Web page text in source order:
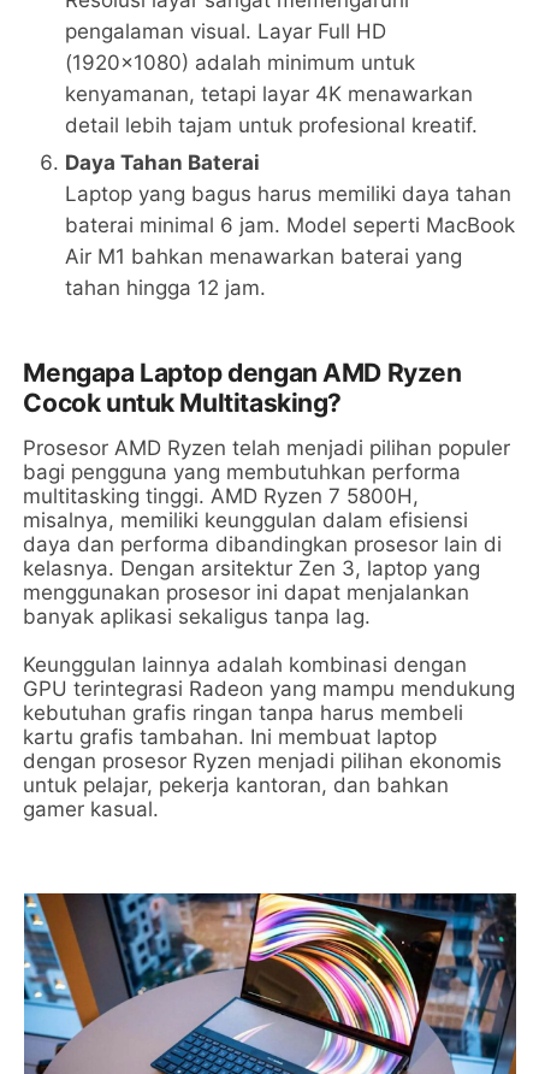
pengalaman visual. Layar Full HD
(1920x1080) adalah minimum untuk
kenyamanan, tetapi layar 4K menawarkan
detail lebih tajam untuk profesional kreatif.
Daya Tahan Baterai
Laptop yang bagus harus memiliki daya tahan
baterai minimal 6 jam. Model seperti MacBook
Air M1 bahkan menawarkan baterai yang
tahan hingga 12 jam.
Mengapa Laptop dengan AMD Ryzen
Cocok untuk Multitasking?
Prosesor AMD Ryzen telah menjadi pilihan populer
bagi pengguna yang membutuhkan performa
multitasking tinggi. AMD Ryzen 7 5800H,
misalnya, memiliki keunggulan dalam efisiensi
daya dan performa dibandingkan prosesor lain di
kelasnya. Dengan arsitektur Zen 3, laptop yang
menggunakan prosesor ini dapat menjalankan
banyak aplikasi sekaligus tanpa lag.
Keunggulan lainnya adalah kombinasi dengan
GPU terintegrasi Radeon yang mampu mendukung
kebutuhan grafis ringan tanpa harus membeli
kartu grafis tambahan. Ini membuat laptop
dengan prosesor Ryzen menjadi pilihan ekonomis
untuk pelajar, pekerja kantoran, dan bahkan
gamer kasual.